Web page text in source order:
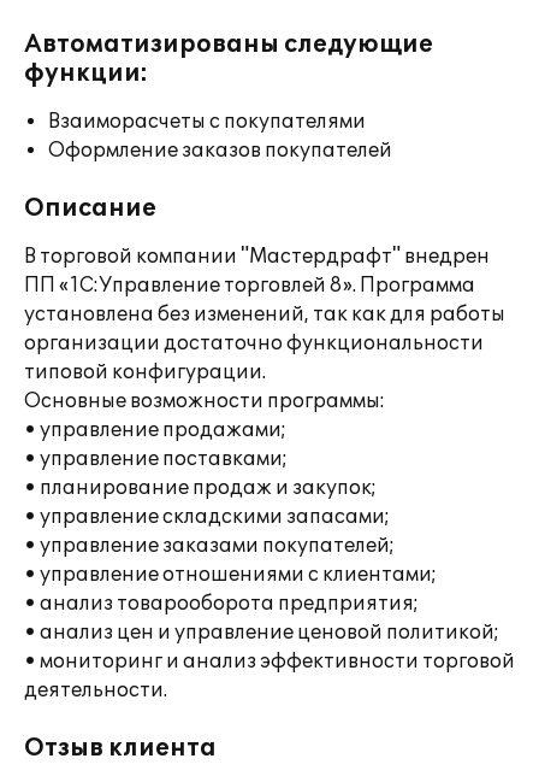
Автоматизированы следующие
функции:
Взаиморасчеты с покупателями
Оформление заказов покупателей
Описание
В торговой компании "Мастердрафт" внедрен
ПП «1С:Управление торговлей 8». Программа
установлена без изменений, так как для работы
организации достаточно функциональности
типовой конфигурации.
Основные возможности программы:
• управление продажами;
• управление поставками;
• планирование продаж и закупок;
• управление складскими запасами;
• управление заказами покупателей;
• управление отношениями с клиентами;
• анализ товарооборота предприятия;
• анализ цен и управление ценовой политикой;
• мониторинг и анализ эффективности торговой
деятельности.
Отзыв клиента